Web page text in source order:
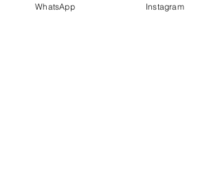
WhatsApp Instagram